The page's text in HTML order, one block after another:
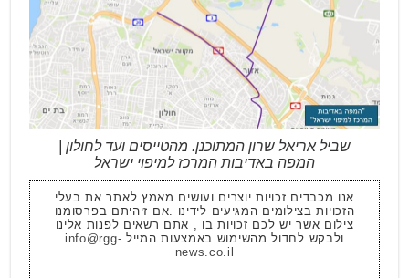
שביל אריאל שרון המתוכנן. מהטייסים ועד לחולון |
המפה באדיבות המרכז למיפוי ישראל
אנו מכבדים זכויות יוצרים ועושים מאמץ לאתר את בעלי
הזכויות בצילומים המגיעים לידינו .אם זיהיתם בפרסומנו
צילום אשר יש לכם זכויות בו , אתם רשאים לפנות אלינו
ולבקש לחדול מהשימוש באמצעות המייל info@rgg-
news.co.il